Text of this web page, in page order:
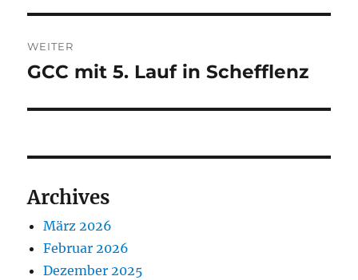
WEITER
Nächster
GCC mit 5. Lauf in Schefflenz
Archives
März 2026
Februar 2026
Dezember 2025